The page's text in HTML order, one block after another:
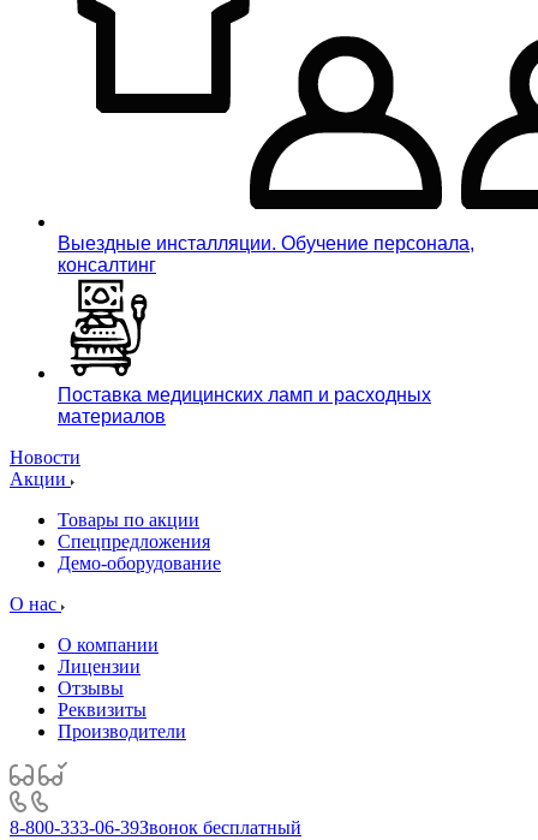
Выездные инсталляции. Обучение персонала,
консалтинг
Поставка медицинских ламп и расходных
материалов
Новости
Акции
Товары по акции
Спецпредложения
Демо-оборудование
О нас
О компании
Лицензии
Отзывы
Реквизиты
Производители
8-800-333-06-39Звонок бесплатный